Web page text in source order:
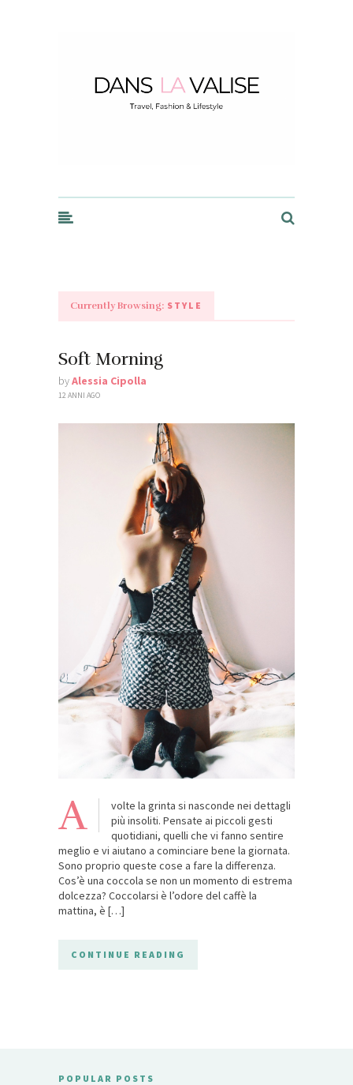
Currently Browsing: STYLE
Soft Morning
byAlessia Cipolla
12 ANNI AGO
A
volte la grinta si nasconde nei dettagli
più insoliti. Pensate ai piccoli gesti
quotidiani, quelli che vi fanno sentire
meglio e vi aiutano a cominciare bene la giornata.
Sono proprio queste cose a fare la differenza.
Cos’è una coccola se non un momento di estrema
dolcezza? Coccolarsi è l’odore del caffè la
mattina, è […]
CONTINUE READING
POPULAR POSTS